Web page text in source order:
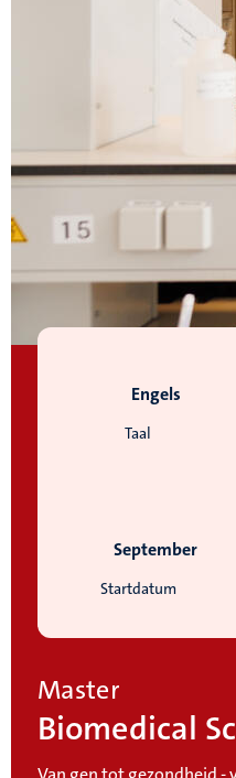
Taal
Engels
Startdatum
September
Master
Biomedical